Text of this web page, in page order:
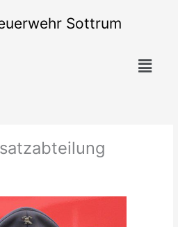
Sottrum
Menü